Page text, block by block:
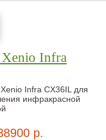
Xenio Infra
Infra CX36IL для
инфракрасной
р.